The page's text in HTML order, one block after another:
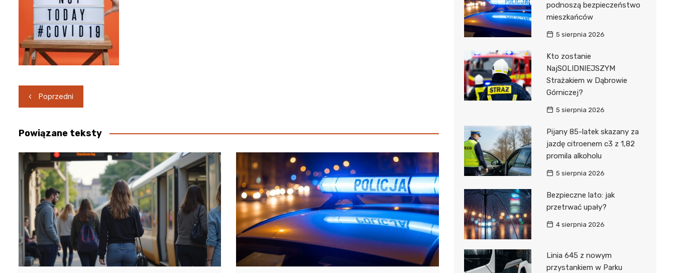
Nawigacja
wpisu
Poprzedni
Powiązane teksty
podnoszą bezpieczeństwo
mieszkańców
5 sierpnia 2026
Kto zostanie
NajSOLIDNIEJSZYM
Strażakiem w Dąbrowie
Górniczej?
5 sierpnia 2026
Pijany 85-latek skazany za
jazdę citroenem c3 z 1,82
promila alkoholu
5 sierpnia 2026
Bezpieczne lato: jak
przetrwać upały?
4 sierpnia 2026
Linia 645 z nowym
przystankiem w Parku